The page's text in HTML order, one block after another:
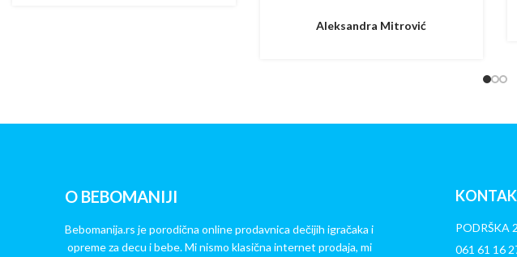
Aleksandra Mitrović
O BEBOMANIJI
Bebomanija.rs je porodična online prodavnica dečijih igračaka i
opreme za decu i bebe. Mi nismo klasična internet prodaja, mi
PODRŠKA
061 61 16